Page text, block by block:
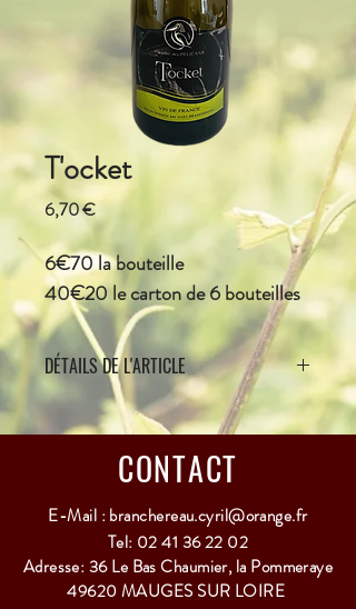
T'ocket
6,70 €Prix
6€70 la bouteille
40€20 le carton de 6 bouteilles
DÉTAILS DE L'ARTICLE
Ce vin blanc, vinifié en demi-sec, saura
vous surprendre par son originalité. Vous
serez conquis par ses arômes fruités et sa
finesse en bouche.
Vous l'apprécierez à l'apéritif, avec un foie
gras et avec vos desserts.
Cépage: Pinot Gris
CONTACT
E-Mail :branchereau.cyril@orange.fr
Tel: 02 41 36 22 02
Adresse: 36 Le Bas Chaumier, la Pommeraye
49620 MAUGES SUR LOIRE